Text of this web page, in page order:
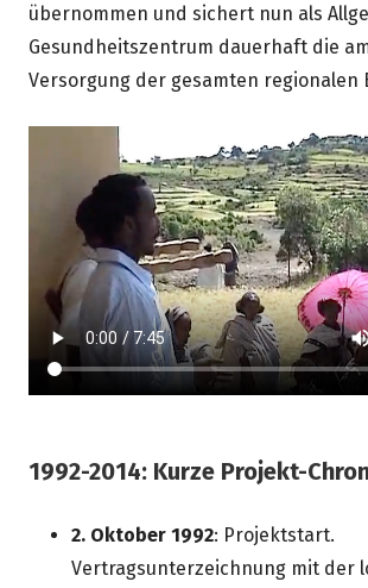
übernommen und sichert nun als
Gesundheitszentrum dauerhaft die
Versorgung der gesamten regionalen
1992-2014: Kurze Projekt-
2. Oktober 1992: Projektstart.
Vertragsunterzeichnung mit der